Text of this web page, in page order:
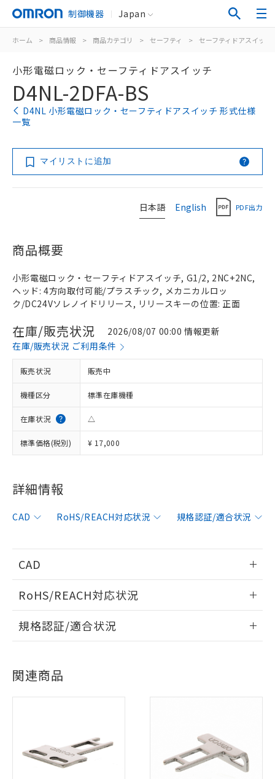
制御機器 Japan
ホーム > 商品情報 > 商品カテゴリ > セーフティ > セーフティドアスイッチ
小形電磁ロック・セーフティドアスイッチ
D4NL-2DFA-BS
D4NL 小形電磁ロック・セーフティドアスイッチ 形式仕様
一覧
マイリストに追加
日本語 English PDF出力
商品概要
小形電磁ロック・セーフティドアスイッチ, G1/2, 2NC+2NC,
ヘッド: 4方向取付可能/プラスチック, メカニカルロッ
ク/DC24Vソレノイドリリース, リリースキーの位置: 正面
在庫/販売状況
2026/08/07 00:00 情報更新
在庫/販売状況 ご利用条件
販売状況 販売中
機種区分 標準在庫機種
在庫状況 △
標準価格(税別) ¥ 17,000
詳細情報
CAD RoHS/REACH対応状況 規格認証/適合状況
CAD
ログイン/会員登録いただくと、CADデータをダウンロー
ドすることができます。
ソフトウェアの使用条件
RoHS/REACH対応状況
EU RoHS 注意事項・凡例
対応状況 ※1
中国 RoHS 注意事項・凡例
規格認証/適合状況
オムロン営業員または販売店にお問い合わせください。
関連商品
ご利用条件
※1 対応状況
対応済み：EU RoHS指令（10物質）の
対応予定：EU RoHS指令（10物質）の非含
有に対応した製品に切り替える予定のある
商品です。
対応予定なし：EU RoHS指令（10物質）の